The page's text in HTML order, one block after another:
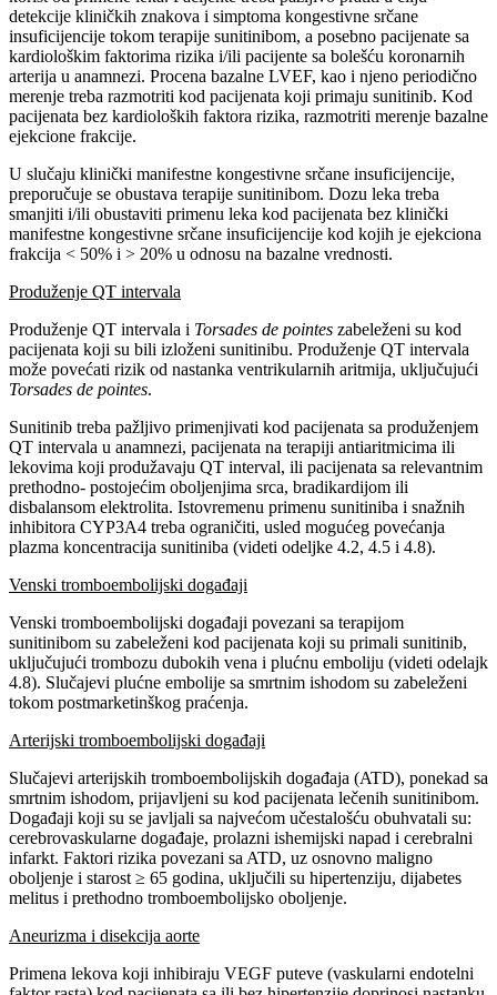
detekcije kliničkih znakova i simptoma kongestivne srčane
insuficijencije tokom terapije sunitinibom, a posebno pacijenate sa
kardiološkim faktorima rizika i/ili pacijente sa bolešću koronarnih
arterija u anamnezi. Procena bazalne LVEF, kao i njeno periodično
merenje treba razmotriti kod pacijenata koji primaju sunitinib. Kod
pacijenata bez kardioloških faktora rizika, razmotriti merenje bazalne
ejekcione frakcije.
U slučaju klinički manifestne kongestivne srčane insuficijencije,
preporučuje se obustava terapije sunitinibom. Dozu leka treba
smanjiti i/ili obustaviti primenu leka kod pacijenata bez klinički
manifestne kongestivne srčane insuficijencije kod kojih je ejekciona
frakcija < 50% i > 20% u odnosu na bazalne vrednosti.
Produženje QT intervala
Produženje QT intervala i Torsades de pointes zabeleženi su kod
pacijenata koji su bili izloženi sunitinibu. Produženje QT intervala
može povećati rizik od nastanka ventrikularnih aritmija, uključujući
Torsades de pointes.
Sunitinib treba pažljivo primenjivati kod pacijenata sa produženjem
QT intervala u anamnezi, pacijenata na terapiji antiaritmicima ili
lekovima koji produžavaju QT interval, ili pacijenata sa relevantnim
prethodno- postojećim oboljenjima srca, bradikardijom ili
disbalansom elektrolita. Istovremenu primenu sunitiniba i snažnih
inhibitora CYP3A4 treba ograničiti, usled mogućeg povećanja
plazma koncentracija sunitiniba (videti odeljke 4.2, 4.5 i 4.8).
Venski tromboembolijski događaji
Venski tromboembolijski događaji povezani sa terapijom
sunitinibom su zabeleženi kod pacijenata koji su primali sunitinib,
uključujući trombozu dubokih vena i plućnu emboliju (videti odelajk
4.8). Slučajevi plućne embolije sa smrtnim ishodom su zabeleženi
tokom postmarketinškog praćenja.
Arterijski tromboembolijski događaji
Slučajevi arterijskih tromboembolijskih događaja (ATD), ponekad sa
smrtnim ishodom, prijavljeni su kod pacijenata lečenih sunitinibom.
Događaji koji su se javljali sa najvećom učestalošću obuhvatali su:
cerebrovaskularne događaje, prolazni ishemijski napad i cerebralni
infarkt. Faktori rizika povezani sa ATD, uz osnovno maligno
oboljenje i starost ≥ 65 godina, uključili su hipertenziju, dijabetes
melitus i prethodno tromboembolijsko oboljenje.
Aneurizma i disekcija aorte
Primena lekova koji inhibiraju VEGF puteve (vaskularni endotelni